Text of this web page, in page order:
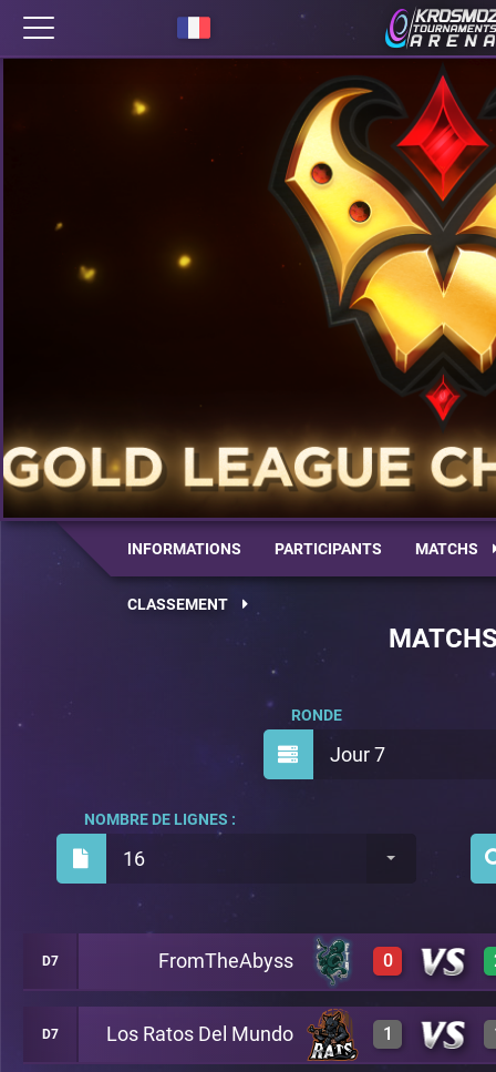
INFORMATIONS PARTICIPANTS MATCHS
CLASSEMENT
Jour 7
RONDE
16
NOMBRE DE LIGNES :
D7 FromTheAbyss 0
0 A26
D7 Los Ratos Del Mundo 1